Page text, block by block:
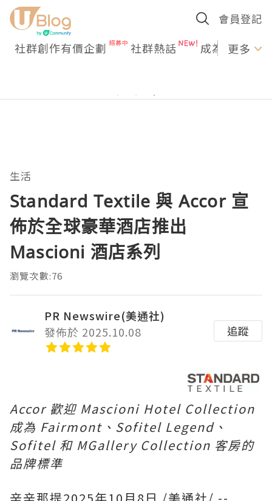
會員登記
社群創作有價企劃 社群熱話 成為U更多
生活
Standard Textile 與 Accor 宣
佈於全球豪華酒店推出
Mascioni 酒店系列
瀏覽次數:76
PR Newswire(美通社)
發佈於 2025.10.08
追蹤
Accor 歡迎 Mascioni Hotel Collection
成為 Fairmont、Sofitel Legend、
Sofitel 和 MGallery Collection 客房的
品牌標準